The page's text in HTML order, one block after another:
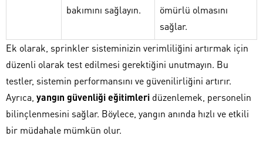
bakımını sağlayın.
ömürlü olmasını
sağlar.
Ek olarak, sprinkler sisteminizin verimliliğini artırmak için
düzenli olarak test edilmesi gerektiğini unutmayın. Bu
testler, sistemin performansını ve güvenilirliğini artırır.
Ayrıca, yangın güvenliği eğitimleri düzenlemek, personelin
bilinçlenmesini sağlar. Böylece, yangın anında hızlı ve etkili
bir müdahale mümkün olur.